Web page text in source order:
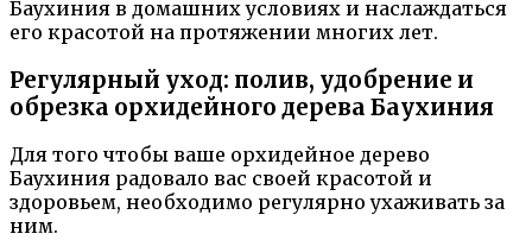
Баухиния в домашних условиях и наслаждаться
его красотой на протяжении многих лет.
Регулярный уход: полив, удобрение и
обрезка орхидейного дерева Баухиния
Для того чтобы ваше орхидейное дерево
Баухиния радовало вас своей красотой и
здоровьем, необходимо регулярно ухаживать за
ним.